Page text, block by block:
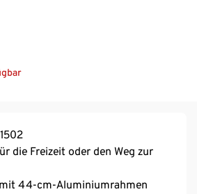
die Freizeit oder den Weg zur
44-cm-Aluminiumrahmen